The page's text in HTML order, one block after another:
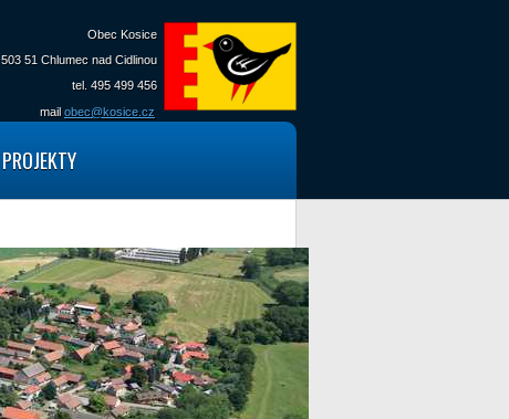
Obec Kosice
503 51 Chlumec nad Cidlinou
tel. 495 499 456
mailobec@kosice.cz
PROJEKTY